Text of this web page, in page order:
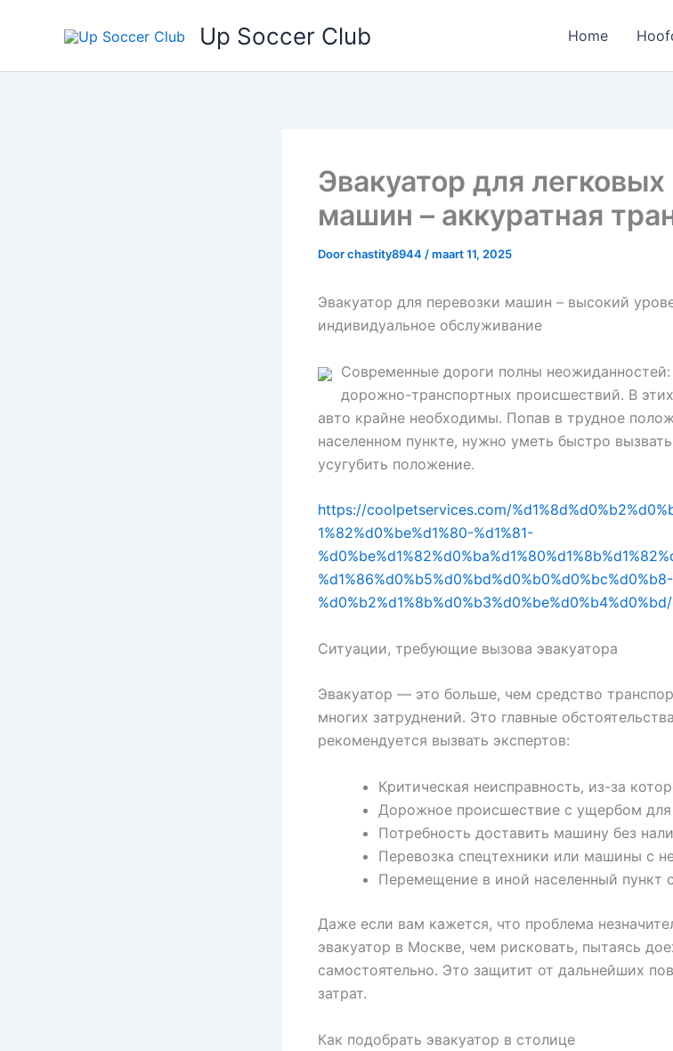
Up Soccer Club Home
Эвакуатор для
машин – аккуратная
Doorchastity8944 /maart 11, 2025
Эвакуатор для перевозки машин – высокий
индивидуальное обслуживание
Современные дороги полны
дорожно-транспортных происшествий. В
авто крайне необходимы. Попав в трудное
населенном пункте, нужно уметь быстро
усугубить положение.
https://coolpetservices.com/
1%82%d0%be%d1%80-%d1%81-
%d1%86%d0%b5%d0%bd%d0%b0%d0%bc%d0%b8-
%d0%b2%d1%8b%d0%b3%d0%be%d0%b4%d0%bd/
Ситуации, требующие вызова эвакуатора
Эвакуатор — это больше, чем средство
многих затруднений. Это главные
рекомендуется вызвать экспертов:
Критическая неисправность, из-за
Дорожное происшествие с ущербом для
Потребность доставить машину без
Перевозка спецтехники или машины с
Перемещение в иной населенный пункт
Даже если вам кажется, что проблема
эвакуатор в Москве, чем рисковать, пытаясь
самостоятельно. Это защитит от дальнейших
затрат.
Как подобрать эвакуатор в столице